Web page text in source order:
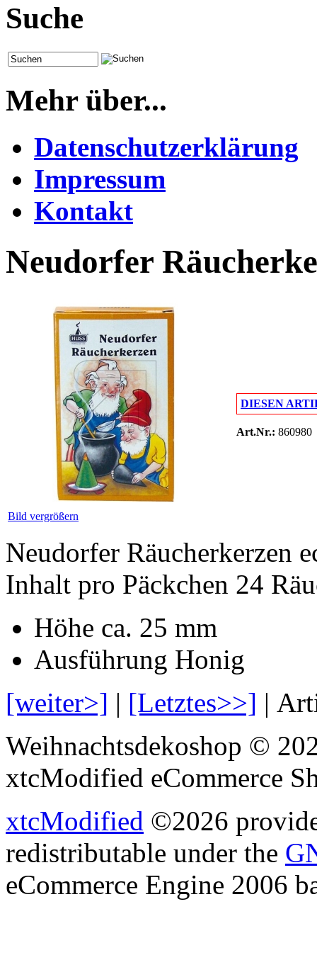
Suche
Mehr über...
Datenschutzerklärung
Impressum
Kontakt
Neudorfer
Bild vergrößern
DIESEN
Art.Nr.: 860980
Neudorfer Räucherkerzen
Inhalt pro Päckchen 24
Höhe ca. 25 mm
Ausführung Honig
[weiter>] | [Letztes>>] |
Weihnachtsdekoshop ©
xtcModified eCommerce
xtcModified ©2026
redistributable under the
eCommerce Engine 2006